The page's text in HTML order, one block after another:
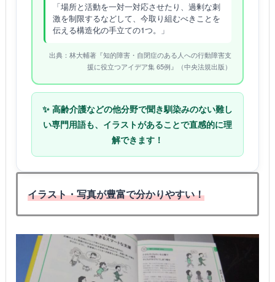
「場所と活動を一対一対応させたり、過剰な刺
激を制限するなどして、今取り組むべきことを
伝える構造化の手立ての1つ。」
出典：林大輔著『知的障害・自閉症のある人への行動障害支
援に役立つアイデア集 65例』（中央法規出版）
✨ 高齢介護などの他分野で聞き馴染みのない難し
い専門用語も、イラストがあることで直感的に理
解できます！
イラスト・写真が豊富で分かりやすい！